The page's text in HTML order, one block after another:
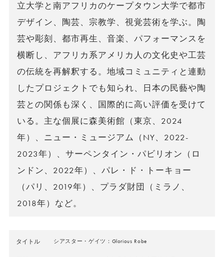
立大学と南アフリカのケープタウン大学で都市
デザイン、陶芸、宗教学、視覚芸術を学ぶ。陶
芸や彫刻、都市再生、音楽、パフォーマンスを
横断し、アフリカ系アメリカ人の文化史や工芸
の伝統を再解釈する。地域コミュニティと連動
したプロジェクトでも知られ、日本の民藝や陶
芸との関係も深く、国際的に高い評価を受けて
いる。主な個展に森美術館（東京、2024
年）、ニュー・ミュージアム（NY、2022-
2023年）、サーペンタイン・パビリオン（ロ
ンドン、2022年）、パレ・ド・トーキョー
（パリ、2019年）、プラダ財団（ミラノ、
2018年）など。
タイトル シアスター・ゲイツ：Glorious Robe